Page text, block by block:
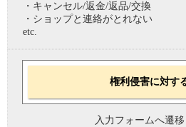
・キャンセル/返金/返品/交換
・ショップと連絡がとれない
etc.
権利侵害に対す
入力フォームへ遷移